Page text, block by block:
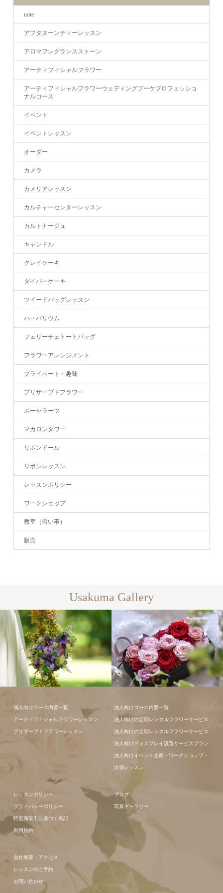
note
アフタヌーンティーレッスン
アロマフレグランスストーン
アーティフィシャルフラワー
アーティフィシャルフラワーウェディングブーケプロフェッショ
ナルコース
イベント
イベントレッスン
オーダー
カメラ
カメリアレッスン
カルチャーセンターレッスン
カルトナージュ
キャンドル
クレイケーキ
ダイパーケーキ
ツイードバッグレッスン
ハーバリウム
フェリーチェトートバッグ
フラワーアレンジメント
プライベート・趣味
プリザーブドフラワー
ポーセラーツ
マカロンタワー
リボンドール
リボンレッスン
レッスンポリシー
ワークショップ
教室（習い事）
販売
Usakuma Gallery
ンジメント
個人向けコース内要一覧
アーティフィシャルフラワーレッスン
プリザーブドフラワーレッスン
法人向けコース内要一覧
法人向けの定期レンタルフラワーサービス
法人向けの定期レンタルフラワーサービス
法人向けディスプレイ設置サービスプラン
法人向けイベント企画・ワークショップ・
出張レッスン
レッスンポリシー
プライバシーポリシー
特定商取引に基づく表記
利用規約
ブログ
写真ギャラリー
会社概要・アクセス
レッスンのご予約
お問い合わせ